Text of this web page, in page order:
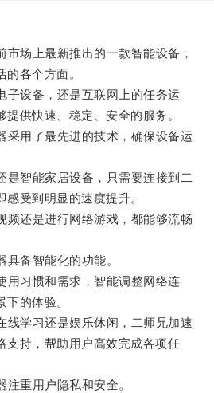
场上最新推出的一款智能设备，
各个方面。
设备，还是互联网上的任务运
供快速、稳定、安全的服务。
用了最先进的技术，确保设备运
智能家居设备，只需要连接到二
受到明显的速度提升。
还是进行网络游戏，都能够流畅
备智能化的功能。
习惯和需求，智能调整网络连
的体验。
学习还是娱乐休闲，二师兄加速
支持，帮助用户高效完成各项任
重用户隐私和安全。